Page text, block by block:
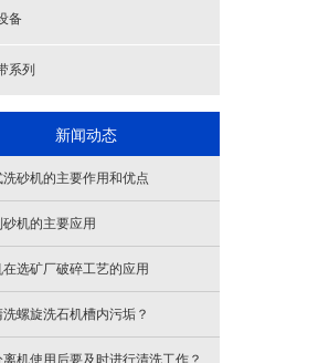
备
系列
新闻动态
洗砂机的主要作用和优点
机的主要应用
选矿厂破碎工艺的应用
螺旋洗石机槽内污垢？
机使用后要及时进行清洗工作？